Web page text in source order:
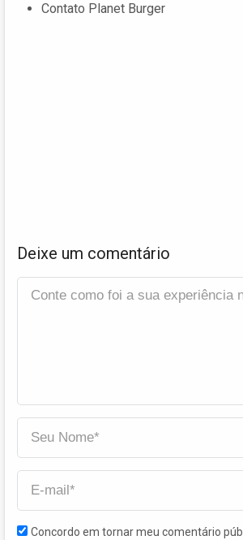
Contato Planet Burger
Deixe um comentário
Concordo em tornar meu comentário